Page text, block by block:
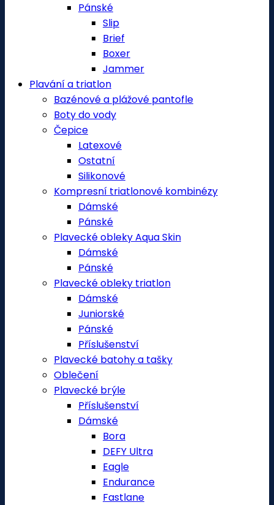
Pánské
Slip
Brief
Boxer
Jammer
Plavání a triatlon
Bazénové a plážové pantofle
Boty do vody
Čepice
Latexové
Ostatní
Silikonové
Kompresní triatlonové kombinézy
Dámské
Pánské
Plavecké obleky Aqua Skin
Dámské
Pánské
Plavecké obleky triatlon
Dámské
Juniorské
Pánské
Příslušenství
Plavecké batohy a tašky
Oblečení
Plavecké brýle
Příslušenství
Dámské
Bora
DEFY Ultra
Eagle
Endurance
Fastlane